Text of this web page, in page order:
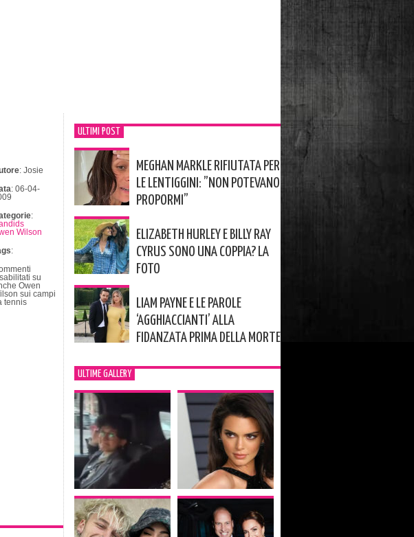
: Josie
: 06-04-
:
Wilson
:
su
Owen
sui campi
tennis
ULTIMI POST
MEGHAN MARKLE RIFIUTATA PER
LE LENTIGGINI: ”NON POTEVANO
PROPORMI”
ELIZABETH HURLEY E BILLY RAY
CYRUS SONO UNA COPPIA? LA
FOTO
LIAM PAYNE E LE PAROLE
‘AGGHIACCIANTI’ ALLA
FIDANZATA PRIMA DELLA MORTE
ULTIME GALLERY